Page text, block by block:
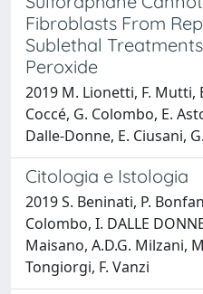
Fibroblasts From
Sublethal
Peroxide
2019 M. Lionetti, F. Mutti,
Coccé, G. Colombo, E.
Dalle-Donne, E. Ciusani,
Citologia e Istologia
2019 S. Beninati, P.
Colombo, I. DALLE
Maisano, A.D.G. Milzani,
Tongiorgi, F. Vanzi